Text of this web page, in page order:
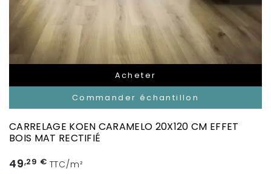
Acheter
Commander échantillon
CARRELAGE KOEN CARAMELO 20X120 CM EFFET
BOIS MAT RECTIFIÉ
49,29 € TTC/m²